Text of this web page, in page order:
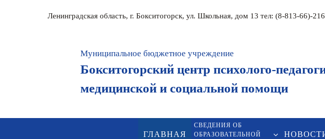
Ленинградская область, г. Бокситогорск, ул. Школьная, дом 13 тел: (8-813-66)-
Муниципальное бюджетное учреждение
Бокситогорский центр психолого-
медицинской и социальной помощи
ГЛАВНАЯ
СВЕДЕНИЯ ОБ
ОБРАЗОВАТЕЛЬНОЙ